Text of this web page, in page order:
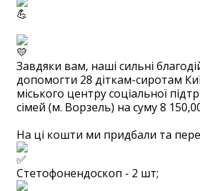
Завдяки вам, наші сильні
допомогти 28 діткам-сиротам
міського центру соціальної
сімей (м. Ворзель) на суму 8
На ці кошти ми придбали та
Стетофонендоскоп - 2 шт;